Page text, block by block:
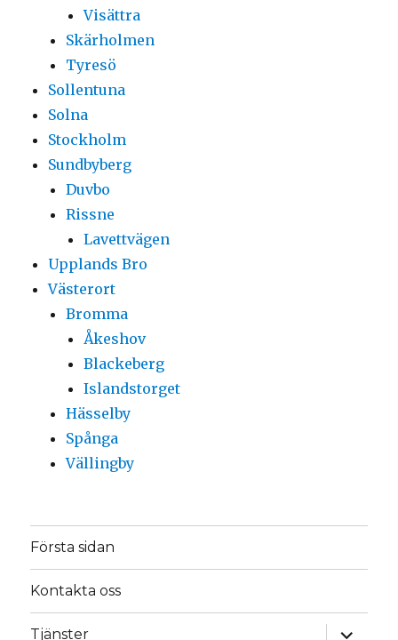
Visättra
Skärholmen
Tyresö
Sollentuna
Solna
Stockholm
Sundbyberg
Duvbo
Rissne
Lavettvägen
Upplands Bro
Västerort
Bromma
Åkeshov
Blackeberg
Islandstorget
Hässelby
Spånga
Vällingby
Första sidan
Kontakta oss
Tjänster